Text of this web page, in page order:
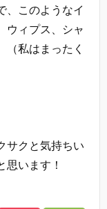
、このようなイ
ウィプス、シャ
（私はまったく
サクと気持ちい
います！